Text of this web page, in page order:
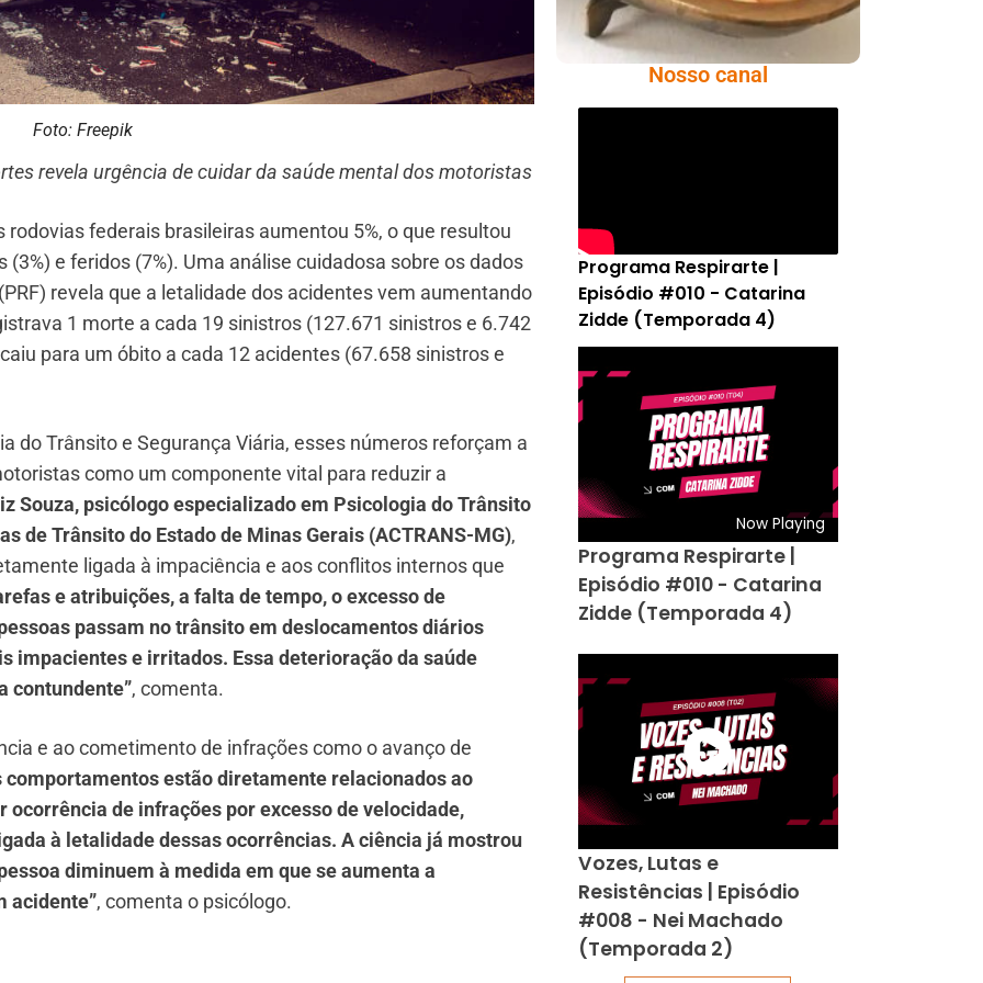
Foto: Freepik
revela urgência de cuidar da saúde mental dos motoristas
federais brasileiras aumentou 5%, o que resultou
e feridos (7%). Uma análise cuidadosa sobre os dados
revela que a letalidade dos acidentes vem aumentando
1 morte a cada 19 sinistros (127.671 sinistros e 6.742
para um óbito a cada 12 acidentes (67.658 sinistros e
do Trânsito e Segurança Viária, esses números reforçam a
como um componente vital para reduzir a
Souza, psicólogo especializado em Psicologia do Trânsito
de Trânsito do Estado de Minas Gerais (ACTRANS-MG),
ligada à impaciência e aos conflitos internos que
e atribuições, a falta de tempo, o excesso de
passam no trânsito em deslocamentos diários
impacientes e irritados. Essa deterioração da saúde
contundente”, comenta.
e ao cometimento de infrações como o avanço de
comportamentos estão diretamente relacionados ao
de infrações por excesso de velocidade,
à letalidade dessas ocorrências. A ciência já mostrou
diminuem à medida em que se aumenta a
acidente”, comenta o psicólogo.
Nosso canal
Programa Respirarte |
Episódio #010 - Catarina
Zidde (Temporada 4)
Now Playing
Programa Respirarte |
Episódio #010 - Catarina
Zidde (Temporada 4)
Vozes, Lutas e
Resistências | Episódio
#008 - Nei Machado
(Temporada 2)